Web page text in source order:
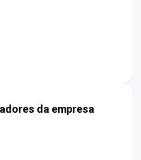
da empresa